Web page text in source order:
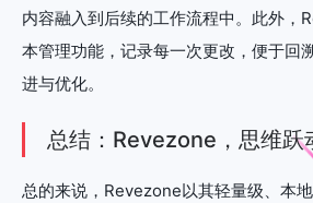
内容融入到后续的工作流程中。此外，
本管理功能，记录每一次更改，便于回
进与优化。
总结：Revezone，思维跃
总的来说，Revezone以其轻量级、本